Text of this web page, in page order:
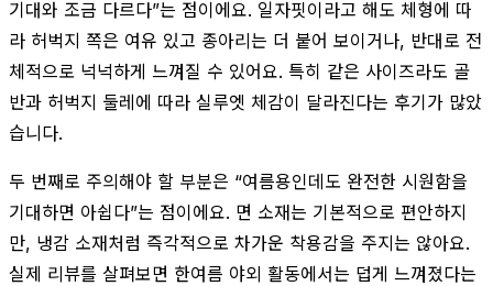
기대와 조금 다르다”는 점이에요. 일자핏이라고 해도 체형에 따
라 허벅지 쪽은 여유 있고 종아리는 더 붙어 보이거나, 반대로 전
체적으로 넉넉하게 느껴질 수 있어요. 특히 같은 사이즈라도 골
반과 허벅지 둘레에 따라 실루엣 체감이 달라진다는 후기가 많았
습니다.
두 번째로 주의해야 할 부분은 “여름용인데도 완전한 시원함을
기대하면 아쉽다”는 점이에요. 면 소재는 기본적으로 편안하지
만, 냉감 소재처럼 즉각적으로 차가운 착용감을 주지는 않아요.
실제 리뷰를 살펴보면 한여름 야외 활동에서는 덥게 느껴졌다는